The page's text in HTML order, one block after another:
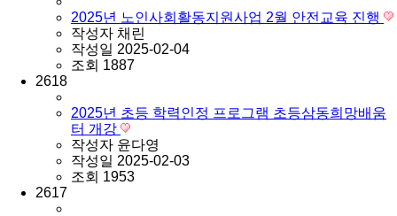
2025년 노인사회활동지원사업 2월 안전교육 진행
작성자 채린
작성일 2025-02-04
조회 1887
2618
2025년 초등 학력인정 프로그램 초등삼동희망배움
터 개강
작성자 윤다영
작성일 2025-02-03
조회 1953
2617